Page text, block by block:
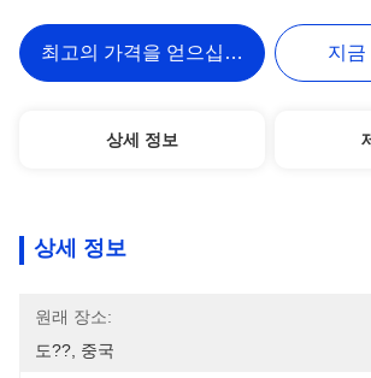
최고의 가격을 얻으십시오 지금
상세 정보
상세 정보
원래 장소:
도??, 중국